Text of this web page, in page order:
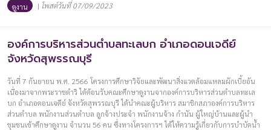
ดูงาน | โพสต์วันที่ 07/09/2023
องค์การบริหารส่วนตำบลทะเลบก อำเภอดอนเจดีย์
จังหวัดสุพรรณบุรี
วันที่ 7 กันยายน พ.ศ. 2566 โครงการศึกษาวิจัยและพัฒนาสิ่งแวดล้อมแหลมผักเบี้ยอัน
เนื่องมาจากพระราชดำริ ได้ต้อนรับคณะศึกษาดูงานจากองค์การบริหารส่วนตำบลทะเล
บก อำเภอดอนเจดีย์ จังหวัดสุพรรณบุรี ได้นำคณะผู้บริหาร สมาชิกสภาองค์การบริหาร
ส่วนตำบล พนักงานส่วนตำบล ลูกจ้างประจำ พนักงานจ้าง กำนัน ผู้ใหญ่บ้านและผู้นำ
ชุมชนเข้าศึกษาดูงาน จำนวน 56 คน ซึ่งทางโครงการฯ ได้ให้ความรู้เกี่ยวกับการบำบัดน้ำ